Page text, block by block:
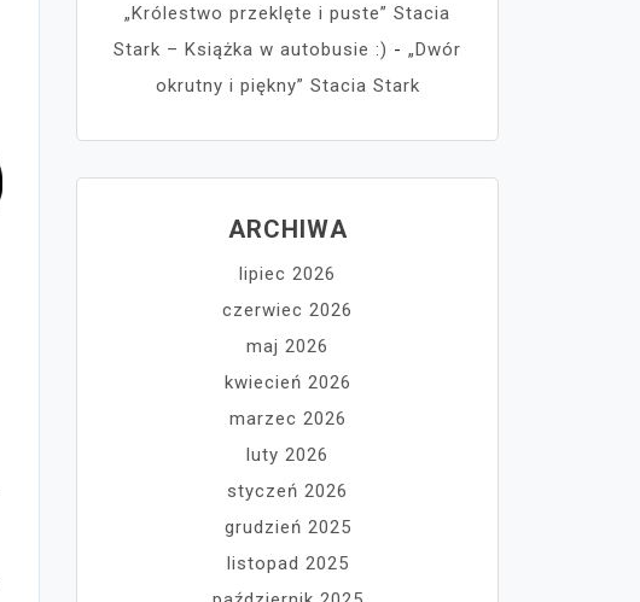
„Królestwo przeklęte i puste” Stacia
Stark – Książka w autobusie :) - „Dwór
okrutny i piękny” Stacia Stark
ARCHIWA
lipiec 2026
czerwiec 2026
maj 2026
kwiecień 2026
marzec 2026
luty 2026
styczeń 2026
grudzień 2025
listopad 2025